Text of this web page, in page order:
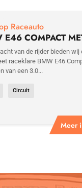
Meer
Raceauto
E46 COMPACT
van de rijder bieden wij
raceklare BMW E46
van een 3.0...
Circuit